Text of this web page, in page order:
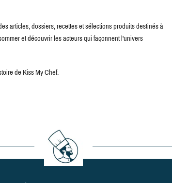
articles, dossiers, recettes et sélections produits destinés à
et découvrir les acteurs qui façonnent l'univers
de Kiss My Chef.